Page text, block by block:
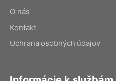
O nás
Kontakt
Ochrana osobných údajov